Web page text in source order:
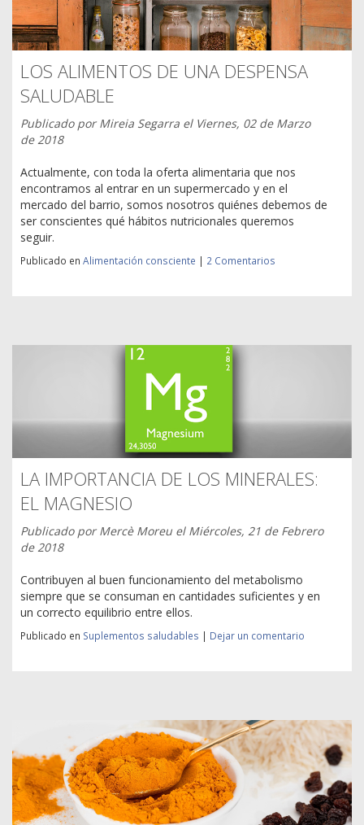
LOS ALIMENTOS DE UNA DESPENSA
SALUDABLE
Publicado porMireia Segarra el Viernes, 02 de Marzo
de 2018
Actualmente, con toda la oferta alimentaria que nos
encontramos al entrar en un supermercado y en el
mercado del barrio, somos nosotros quiénes debemos de
ser conscientes qué hábitos nutricionales queremos
seguir.
Publicado en Alimentación consciente | 2 Comentarios
LA IMPORTANCIA DE LOS MINERALES:
EL MAGNESIO
Publicado porMercè Moreu el Miércoles, 21 de Febrero
de 2018
Contribuyen al buen funcionamiento del metabolismo
siempre que se consuman en cantidades suficientes y en
un correcto equilibrio entre ellos.
Publicado en Suplementos saludables | Dejar un comentario